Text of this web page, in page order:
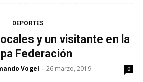
DEPORTES
y un visitante en la
Federación
Vogel - 26 marzo, 2019 0